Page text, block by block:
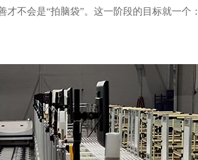
不会是“拍脑袋”。这一阶段的目标就一个